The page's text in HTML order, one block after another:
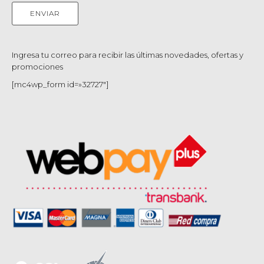
Ingresa tu correo para recibir las últimas novedades, ofertas y
promociones
[mc4wp_form id=»32727″]